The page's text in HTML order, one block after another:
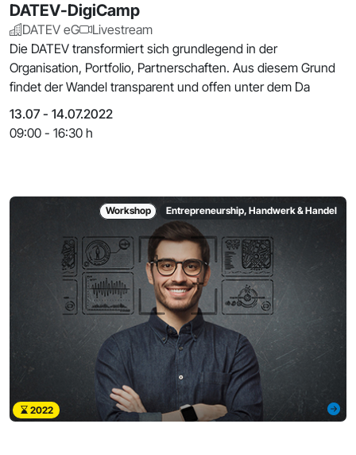
DATEV-DigiCamp
DATEV eG
Livestream
Die DATEV transformiert sich grundlegend in der
Organisation, Portfolio, Partnerschaften. Aus diesem Grund
findet der Wandel transparent und offen unter dem Da
13.07 - 14.07.2022
09:00 - 16:30 h
Workshop Entrepreneurship, Handwerk & Handel
2022